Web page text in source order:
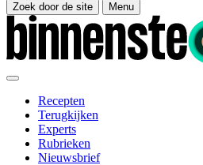
Zoek door de site Menu
Recepten
Terugkijken
Experts
Rubrieken
Nieuwsbrief